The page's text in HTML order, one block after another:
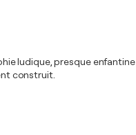
ludique, presque
construit.